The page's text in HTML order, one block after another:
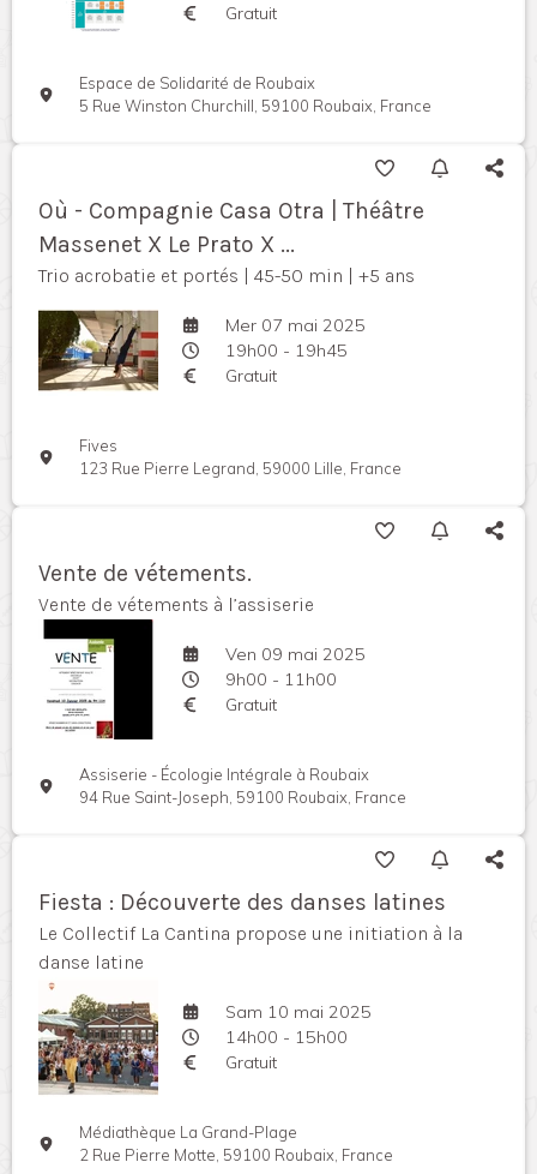
Gratuit
Espace de Solidarité de Roubaix
5 Rue Winston Churchill, 59100 Roubaix, France
Où - Compagnie Casa Otra | Théâtre
Massenet X Le Prato X ...
Trio acrobatie et portés | 45-50 min | +5 ans
Mer 07 mai 2025
19h00 - 19h45
Gratuit
Fives
123 Rue Pierre Legrand, 59000 Lille, France
Vente de vétements.
Vente de vétements à l’assiserie
Ven 09 mai 2025
9h00 - 11h00
Gratuit
Assiserie - Écologie Intégrale à Roubaix
94 Rue Saint-Joseph, 59100 Roubaix, France
Fiesta : Découverte des danses latines
Le Collectif La Cantina propose une initiation à la
danse latine
Sam 10 mai 2025
14h00 - 15h00
Gratuit
Médiathèque La Grand-Plage
2 Rue Pierre Motte, 59100 Roubaix, France